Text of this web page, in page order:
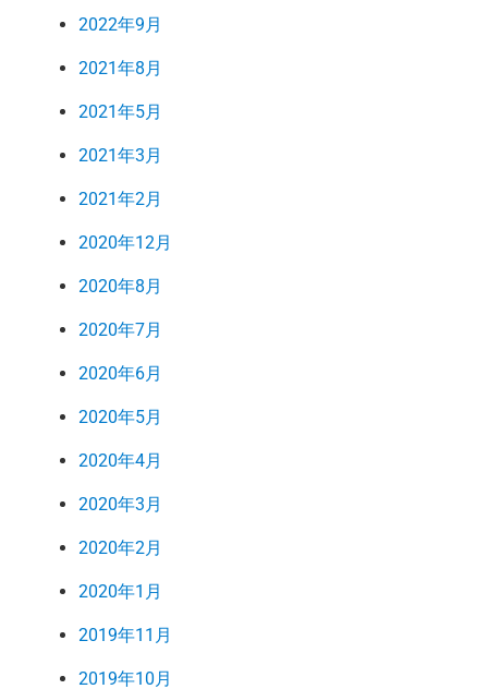
2022年9月
2021年8月
2021年5月
2021年3月
2021年2月
2020年12月
2020年8月
2020年7月
2020年6月
2020年5月
2020年4月
2020年3月
2020年2月
2020年1月
2019年11月
2019年10月